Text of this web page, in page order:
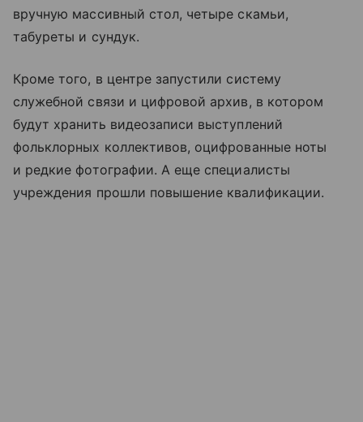
вручную массивный стол, четыре скамьи,
табуреты и сундук.
Кроме того, в центре запустили систему
служебной связи и цифровой архив, в котором
будут хранить видеозаписи выступлений
фольклорных коллективов, оцифрованные ноты
и редкие фотографии. А еще специалисты
учреждения прошли повышение квалификации.